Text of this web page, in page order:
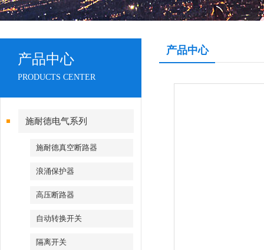
产品中心
PRODUCTS CENTER
施耐德电气系列
施耐德真空断路器
浪涌保护器
高压断路器
自动转换开关
隔离开关
产品中心